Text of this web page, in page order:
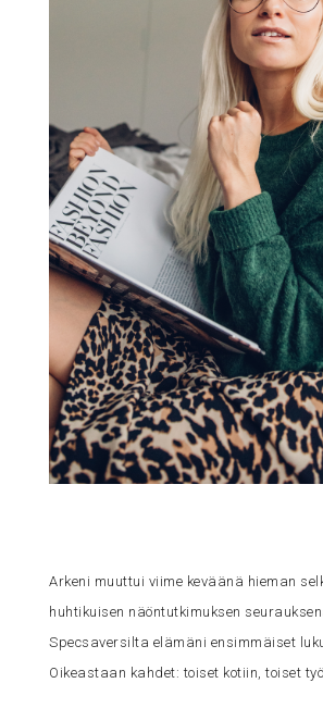
Arkeni muuttui viime keväänä hieman
huhtikuisen näöntutkimuksen
Specsaversilta elämäni ensimmäiset
Oikeastaan kahdet: toiset kotiin, toiset